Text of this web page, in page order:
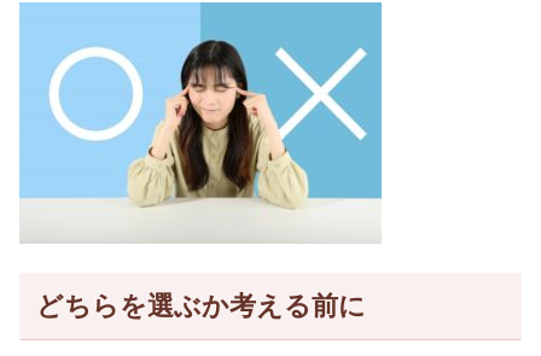
どちらを選ぶか考える前に